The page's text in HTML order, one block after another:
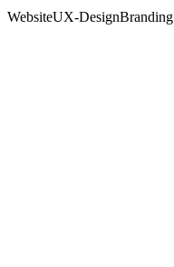
WebsiteUX-DesignBranding